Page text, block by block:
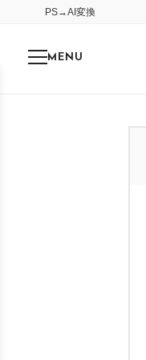
PS→AI 変換
MENU